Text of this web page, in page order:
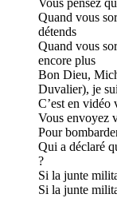
Vous pensez
Quand vous
détends
Quand vous
encore plus
Bon Dieu,
Duvalier), je
C’est en vidéo
Vous envoyez
Pour
Qui a déclaré
?
Si la junte
Si la junte